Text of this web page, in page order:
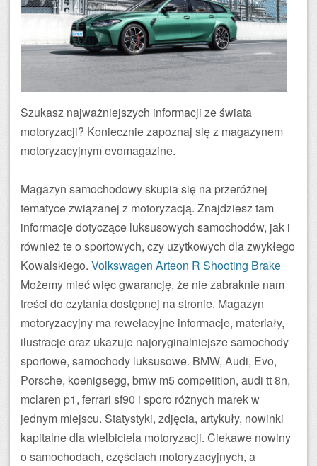
Szukasz najważniejszych informacji ze świata
motoryzacji? Koniecznie zapoznaj się z magazynem
motoryzacyjnym evomagazine.
Magazyn samochodowy skupia się na przeróżnej
tematyce związanej z motoryzacją. Znajdziesz tam
informacje dotyczące luksusowych samochodów, jak i
również te o sportowych, czy uzytkowych dla zwykłego
Kowalskiego. Volkswagen Arteon R Shooting Brake
Możemy mieć więc gwarancję, że nie zabraknie nam
treści do czytania dostępnej na stronie. Magazyn
motoryzacyjny ma rewelacyjne informacje, materiały,
ilustracje oraz ukazuje najoryginalniejsze samochody
sportowe, samochody luksusowe. BMW, Audi, Evo,
Porsche, koenigsegg, bmw m5 competition, audi tt 8n,
mclaren p1, ferrari sf90 i sporo różnych marek w
jednym miejscu. Statystyki, zdjęcia, artykuły, nowinki
kapitalne dla wielbiciela motoryzacji. Ciekawe nowiny
o samochodach, częściach motoryzacyjnych, a